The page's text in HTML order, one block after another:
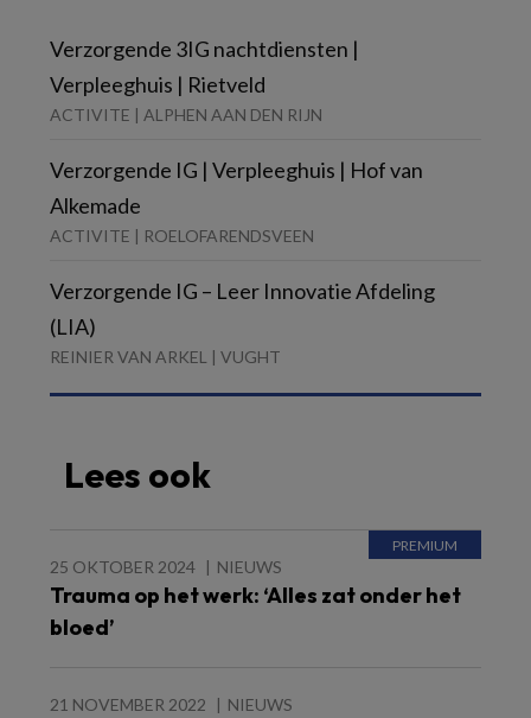
Verzorgende 3IG nachtdiensten |
Verpleeghuis | Rietveld
ACTIVITE | ALPHEN AAN DEN RIJN
Verzorgende IG | Verpleeghuis | Hof van
Alkemade
ACTIVITE | ROELOFARENDSVEEN
Verzorgende IG – Leer Innovatie Afdeling
(LIA)
REINIER VAN ARKEL | VUGHT
Lees ook
25 OKTOBER 2024 NIEUWS
Trauma op het werk: ‘Alles zat onder het
bloed’
21 NOVEMBER 2022 NIEUWS